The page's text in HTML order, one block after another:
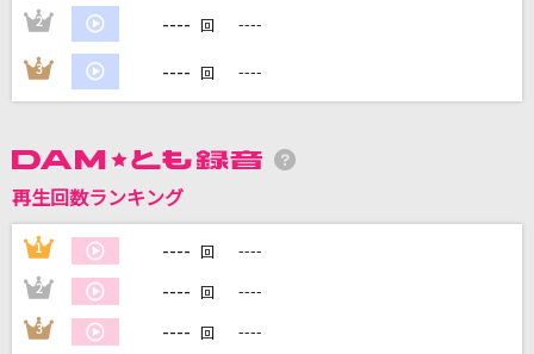
[生音]ひまわりの約束
秦 基博
中島健人
夜通し
音田雅則
2 ---- 回 ----
3 ---- 回 ----
再生回数ランキング
1 ---- 回 ----
2 ---- 回 ----
3 ---- 回 ----